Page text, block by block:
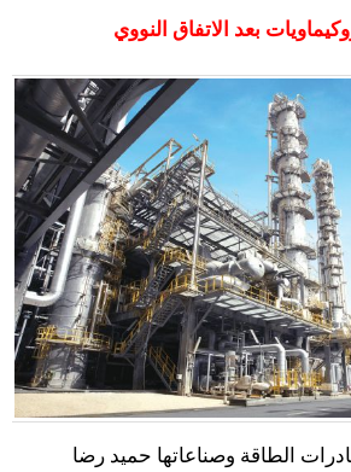
بعد الاتفاق النووي
الطاقة وصناعاتها حميد رضا